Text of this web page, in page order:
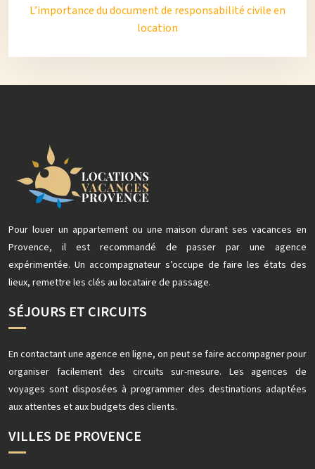
L’importance du document de responsabilité civile en
location
Pour louer un appartement ou une maison durant ses vacances en
Provence, il est recommandé de passer par une agence
expérimentée. Un accompagnateur s’occupe de faire les états des
lieux, remettre les clés au locataire de passage.
SÉJOURS ET CIRCUITS
En contactant une agence en ligne, on peut se faire accompagner pour
organiser facilement des circuits sur-mesure. Les agences de
voyages sont disposées à programmer des destinations adaptées
aux attentes et aux budgets des clients.
VILLES DE PROVENCE